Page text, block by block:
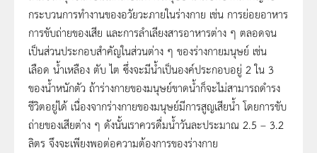
กระบวนการทำงานของอวัยวะภายในร่างกาย เช่น การย่อยอาหาร
การขับถ่ายของเสีย และการลำเลียงสารอาหารต่าง ๆ ตลอดจน
เป็นส่วนประกอบสำคัญในส่วนต่าง ๆ ของร่างกายมนุษย์ เช่น
เลือด น้ำเหลือง ตับ ไต ซึ่งจะมีน้ำเป็นองค์ประกอบอยู่ 2 ใน 3
ของน้ำหนักตัว ถ้าร่างกายของมนุษย์ขาดน้ำก็จะไม่สามารถดำรง
ชีวิตอยู่ได้ เนื่องจากร่างกายของมนุษย์มีการสูญเสียน้ำ โดยการขับ
ถ่ายของเสียต่าง ๆ ดังนั้นเราควรดื่มน้ำวันละประมาณ 2.5 – 3.2
ลิตร จึงจะเพียงพอต่อความต้องการของร่างกาย